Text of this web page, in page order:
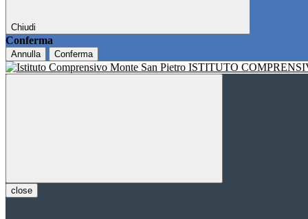
Chiudi
Conferma
Annulla Conferma
ISTITUTO
close